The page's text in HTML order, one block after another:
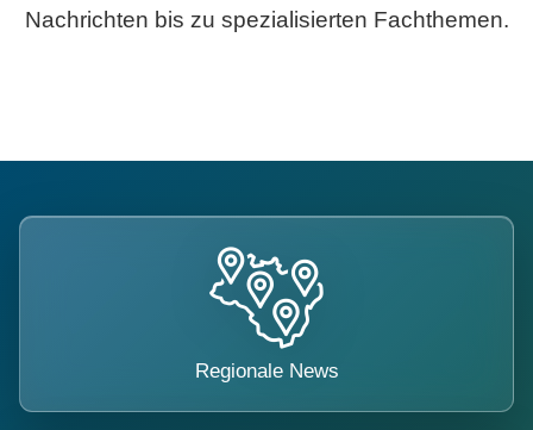
Nachrichten bis zu spezialisierten Fachthemen.
Regionale News